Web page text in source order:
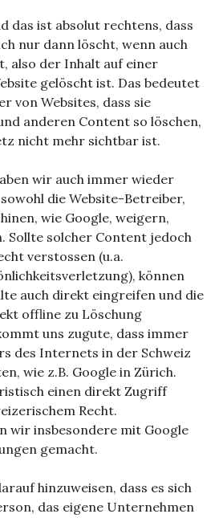
das ist absolut rechtens, dass
nur dann löscht, wenn auch
also der Inhalt auf einer
gelöscht ist. Das bedeutet
von Websites, dass sie
anderen Content so löschen,
nicht mehr sichtbar ist.
wir auch immer wieder
die Website-Betreiber,
wie Google, weigern,
Sollte solcher Content jedoch
verstossen (u.a.
können
auch direkt eingreifen und die
offline zu Löschung
uns zugute, dass immer
des Internets in der Schweiz
wie z.B. Google in Zürich.
einen direkt Zugriff
Recht.
wir insbesondere mit Google
gemacht.
hinzuweisen, dass es sich
das eigene Unternehmen